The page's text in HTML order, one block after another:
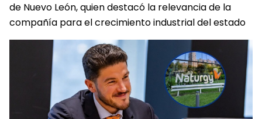
de Nuevo León, quien destacó la relevancia de la
compañía para el crecimiento industrial del estado